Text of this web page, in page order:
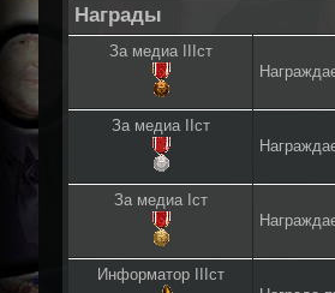
Награды
За медиа IIIст
За медиа IIст
За медиа Iст
Информатор IIIст